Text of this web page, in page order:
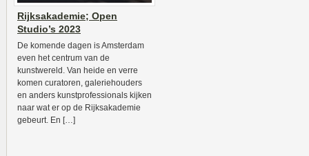
Rijksakademie; Open
Studio’s 2023
De komende dagen is Amsterdam
even het centrum van de
kunstwereld. Van heide en verre
komen curatoren, galeriehouders
en anders kunstprofessionals kijken
naar wat er op de Rijksakademie
gebeurt. En […]